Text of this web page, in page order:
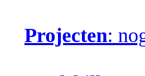
Projecten: